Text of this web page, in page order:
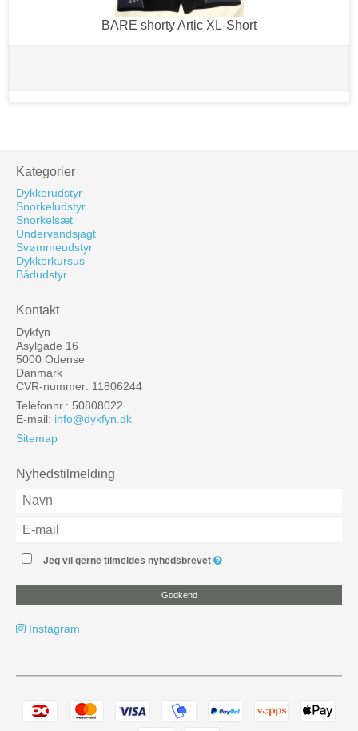
BARE shorty Artic XL-Short
Kategorier
Dykkerudstyr
Snorkeludstyr
Snorkelsæt
Undervandsjagt
Svømmeudstyr
Dykkerkursus
Bådudstyr
Kontakt
Dykfyn
Asylgade 16
5000 Odense
Danmark
CVR-nummer: 11806244
Telefonnr.: 50808022
E-mail: info@dykfyn.dk
Sitemap
Nyhedstilmelding
Jeg vil gerne tilmeldes nyhedsbrevet
Godkend
Instagram